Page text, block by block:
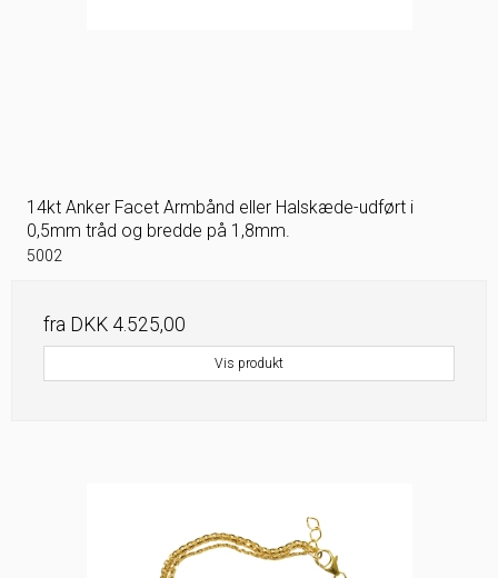
14kt Anker Facet Armbånd eller Halskæde-udført i
0,5mm tråd og bredde på 1,8mm.
5002
fra DKK 4.525,00
Vis produkt